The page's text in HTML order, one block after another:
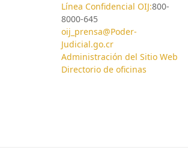
Línea Confidencial OIJ:800-
8000-645
oij_prensa@Poder-
Judicial.go.cr
Administración del Sitio Web
Directorio de oficinas